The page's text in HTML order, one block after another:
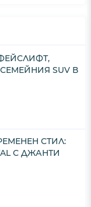
ФЕЙСЛИФТ,
SUV В
СТИЛ:
С ДЖАНТИ